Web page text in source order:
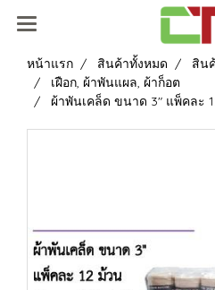
หน้าแรก สินค้าทั้งหมด
สิน
เฝือก, ผ้าพันแผล, ผ้าก็อต
ผ้าพันเคล็ด ขนาด 3" แพ็คละ